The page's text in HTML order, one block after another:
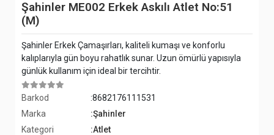
Şahinler ME002 Erkek Askılı Atlet No:51
(M)
Şahinler Erkek Çamaşırları, kaliteli kumaşı ve konforlu
kalıplarıyla gün boyu rahatlık sunar. Uzun ömürlü yapısıyla
günlük kullanım için ideal bir tercihtir.
Barkod
:8682176111531
Marka
:Şahinler
Kategori
:Atlet